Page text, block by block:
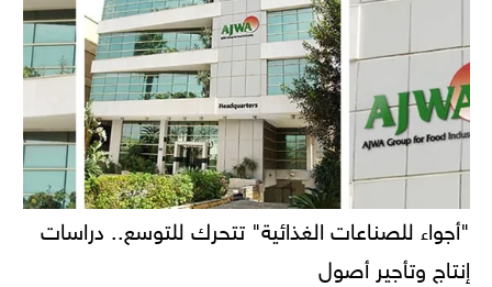
"أجواء للصناعات الغذائية" تتحرك للتوسع.. دراسات
إنتاج وتأجير أصول